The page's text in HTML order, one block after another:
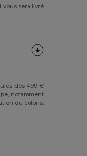
vous sera livré
dès 499 €
notamment
du coloris.